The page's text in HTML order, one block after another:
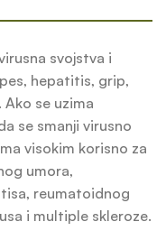
svojstva i
hepatitis, grip,
se uzima
se smanji virusno
visokim korisno za
umora,
reumatoidnog
i multiple skleroze.